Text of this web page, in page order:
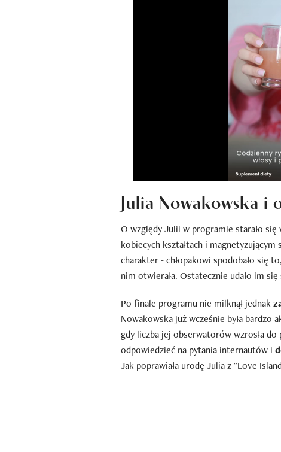
Julia Nowakowska i
O względy Julii w programie starało
kobiecych kształtach i
charakter - chłopakowi spodobało się
nim otwierała. Ostatecznie udało im
Po finale programu nie milknął jednak
Nowakowska już wcześnie była
gdy liczba jej obserwatorów wzrosła do
odpowiedzieć na pytania internautów i
Jak poprawiała urodę Julia z "Love